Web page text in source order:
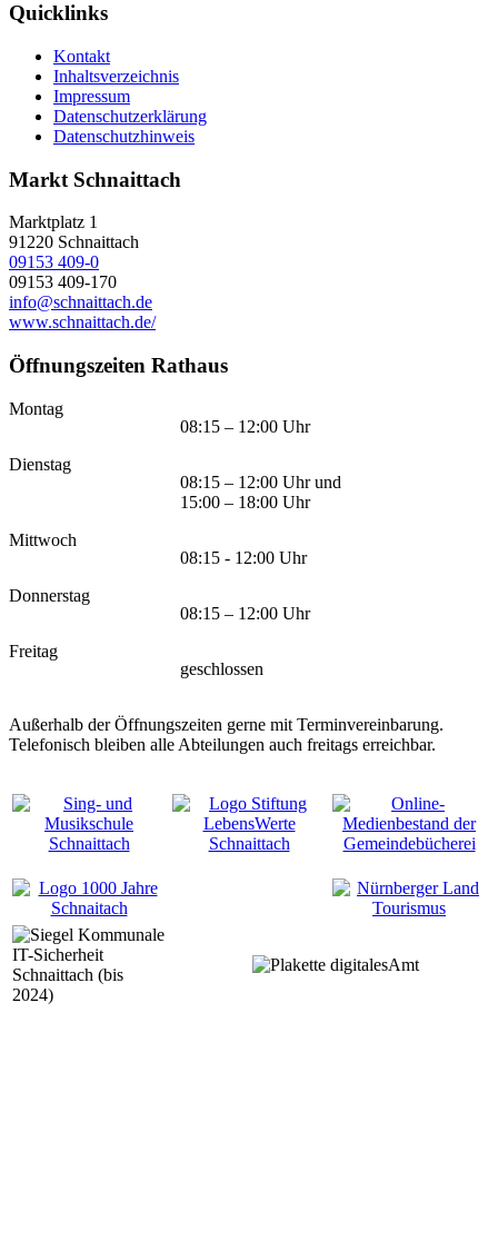
Quicklinks
Kontakt
Inhaltsverzeichnis
Impressum
Datenschutzerklärung
Datenschutzhinweis
Markt Schnaittach
Marktplatz 1
91220 Schnaittach
09153 409-0
09153 409-170
info@schnaittach.de
www.schnaittach.de/
Öffnungszeiten Rathaus
Montag
08:15 – 12:00 Uhr
Dienstag
08:15 – 12:00 Uhr und
15:00 – 18:00 Uhr
Mittwoch
08:15 - 12:00 Uhr
Donnerstag
08:15 – 12:00 Uhr
Freitag
geschlossen
Außerhalb der Öffnungszeiten gerne mit Terminvereinbarung.
Telefonisch bleiben alle Abteilungen auch freitags erreichbar.